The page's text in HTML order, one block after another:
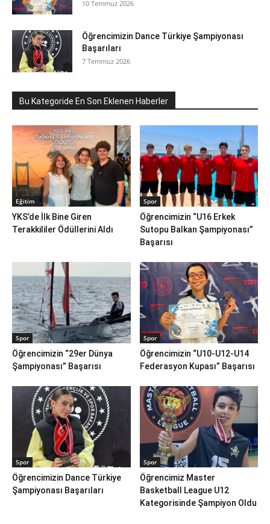
10 Temmuz 2026
Öğrencimizin Dance Türkiye Şampiyonası
Başarıları
7 Temmuz 2026
Bu Kategoride En Son Eklenen Haberler
Eğitim
YKS’de İlk Bine Giren
Terakkililer Ödüllerini Aldı
Spor
Öğrencimizin “U16 Erkek
Sutopu Balkan Şampiyonası”
Başarısı
Spor
Öğrencimizin “29er Dünya
Şampiyonası” Başarısı
Spor
Öğrencimizin “U10-U12-U14
Federasyon Kupası” Başarısı
Spor
Öğrencimizin Dance Türkiye
Şampiyonası Başarıları
Spor
Öğrencimiz Master
Basketball League U12
Kategorisinde Şampiyon Oldu